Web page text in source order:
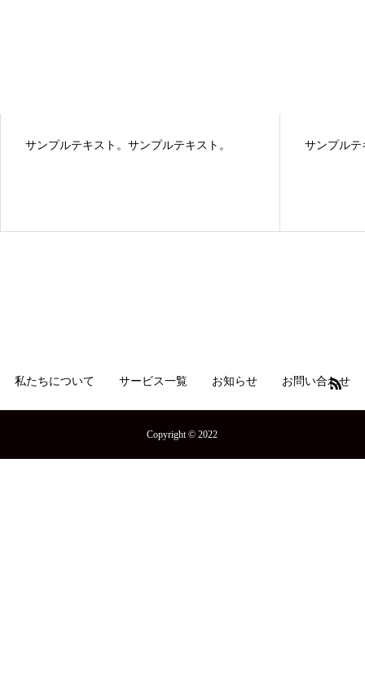
サンプルテキスト。サンプルテキスト。 サンプル
私たちについて サービス一覧 お知らせ お問い合わせ
Copyright © 2022